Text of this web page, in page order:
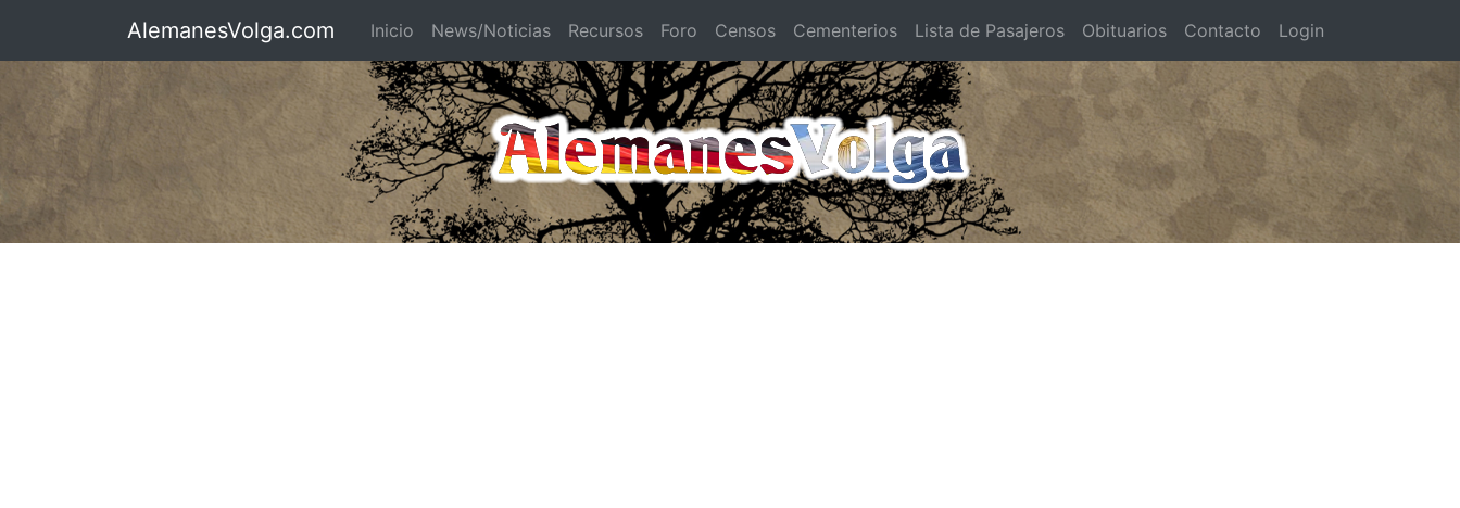
AlemanesVolga.com Inicio News/Noticias Recursos Foro Censos Cementerios Lista de Pasajeros Obituarios Contacto Login